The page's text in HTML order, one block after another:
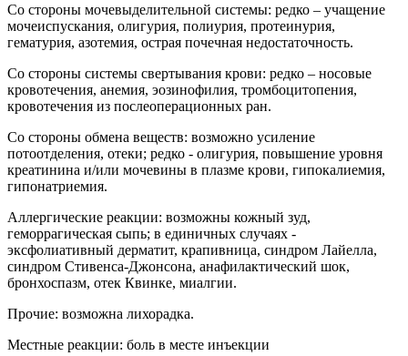
Со стороны мочевыделительной системы: редко – учащение
мочеиспускания, олигурия, полиурия, протеинурия,
гематурия, азотемия, острая почечная недостаточность.
Со стороны системы свертывания крови: редко – носовые
кровотечения, анемия, эозинофилия, тромбоцитопения,
кровотечения из послеоперационных ран.
Со стороны обмена веществ: возможно усиление
потоотделения, отеки; редко - олигурия, повышение уровня
креатинина и/или мочевины в плазме крови, гипокалиемия,
гипонатриемия.
Аллергические реакции: возможны кожный зуд,
геморрагическая сыпь; в единичных случаях -
эксфолиативный дерматит, крапивница, синдром Лайелла,
синдром Стивенса-Джонсона, анафилактический шок,
бронхоспазм, отек Квинке, миалгии.
Прочие: возможна лихорадка.
Местные реакции: боль в месте инъекции